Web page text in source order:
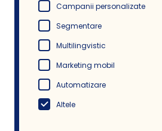
Campanii personalizate
Segmentare
Multilingvistic
Marketing mobil
Automatizare
Altele